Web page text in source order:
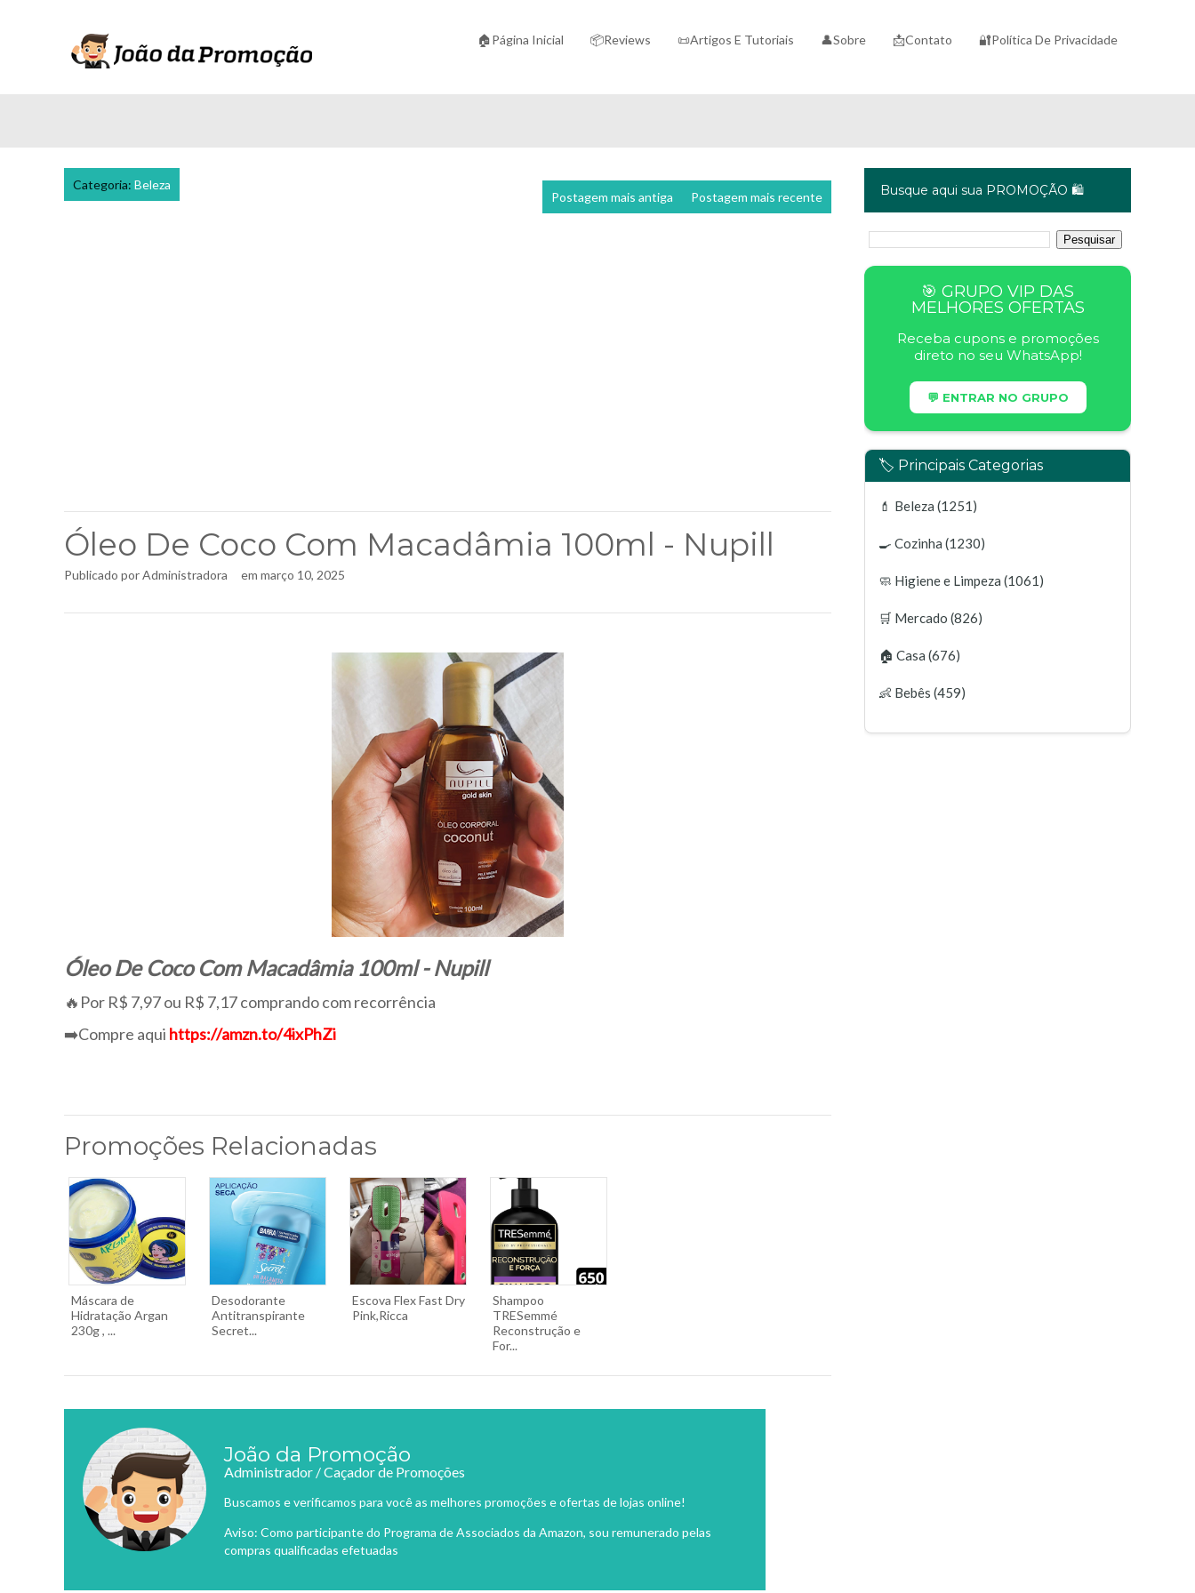
🏠Página Inicial 📦Reviews 📜Artigos E Tutoriais 👤Sobre 📩Contato 🔐Política De Privacidade
Categoria: Beleza
Postagem mais recente
Postagem mais antiga
Óleo De Coco Com Macadâmia 100ml - Nupill
Publicado porAdministradora em março 10, 2025
Óleo De Coco Com Macadâmia 100ml - Nupill
🔥Por R$ 7,97 ou R$ 7,17 comprando com recorrência
➡️Compre aqui https://amzn.to/4ixPhZi
Promoções Relacionadas
Máscara de
Hidratação Argan
230g , ...
Desodorante
Antitranspirante
Secret...
Escova Flex Fast Dry
Pink,Ricca
Shampoo
TRESemmé
Reconstrução e
For...
João da Promoção
Administrador / Caçador de Promoções
Buscamos e verificamos para você as melhores promoções e ofertas de lojas online!
Aviso: Como participante do Programa de Associados da Amazon, sou remunerado pelas
compras qualificadas efetuadas
Busque aqui sua PROMOÇÃO 🛍️
🎯 GRUPO VIP DAS
MELHORES OFERTAS
Receba cupons e promoções
direto no seu WhatsApp!
💬 ENTRAR NO GRUPO
🏷️ Principais Categorias
💄 Beleza (1251)
🍳 Cozinha (1230)
🧼 Higiene e Limpeza (1061)
🛒 Mercado (826)
🏠 Casa (676)
👶 Bebês (459)